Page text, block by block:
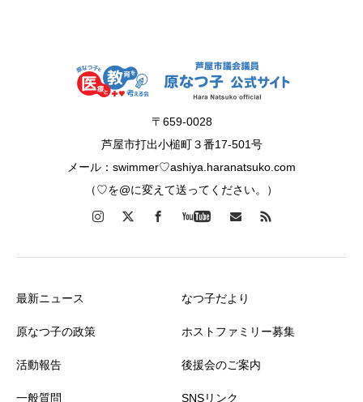
〒659-0028
芦屋市打出小槌町３番17-501号
メール：swimmer♡ashiya.haranatsuko.com
（♡を@に変えて送ってください。）
最新ニュース
原なつ子の政策
活動報告
一般質問
なつ子だより
ホストファミリー募集
後援会のご案内
SNSリンク